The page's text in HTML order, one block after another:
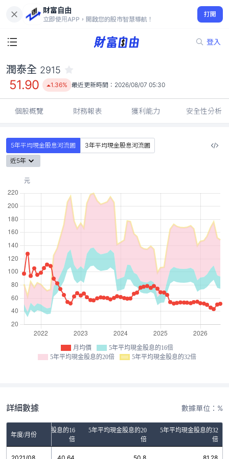
財富自由
立即使用APP，開啟您的股市智慧導航！
打開
登入
51.90
1.36%
潤泰全 2915
51.90 1.36% 最近更新時間： 2026/08/07 05:30
個股概覽 財務報表 獲利能力 安全性分析
5年平均現金股息河流圖
3年平均現金股息河流圖
近5年
月均價
5年平均現金股息的16倍
5年平均現金股息的20倍
5年平均現金股息的32倍
詳細數據 數據單位：%
年度/月份
5年平均現金股息的16
倍
5年平均現金股息的20
倍
5年平均現金股息的32
倍